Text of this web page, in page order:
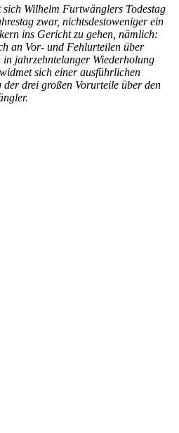
Wilhelm Furtwänglers Todestag
zwar, nichtsdestoweniger ein
ins Gericht zu gehen, nämlich:
an Vor- und Fehlurteilen über
jahrzehntelanger Wiederholung
sich einer ausführlichen
drei großen Vorurteile über den